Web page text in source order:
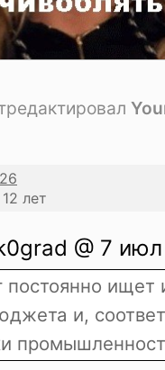
лет
@ 7
ищет
и,